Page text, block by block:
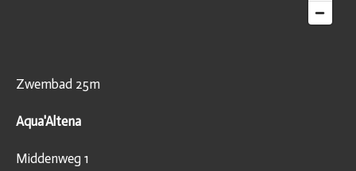
Zwembad 25m
Aqua'Altena
Middenweg 1